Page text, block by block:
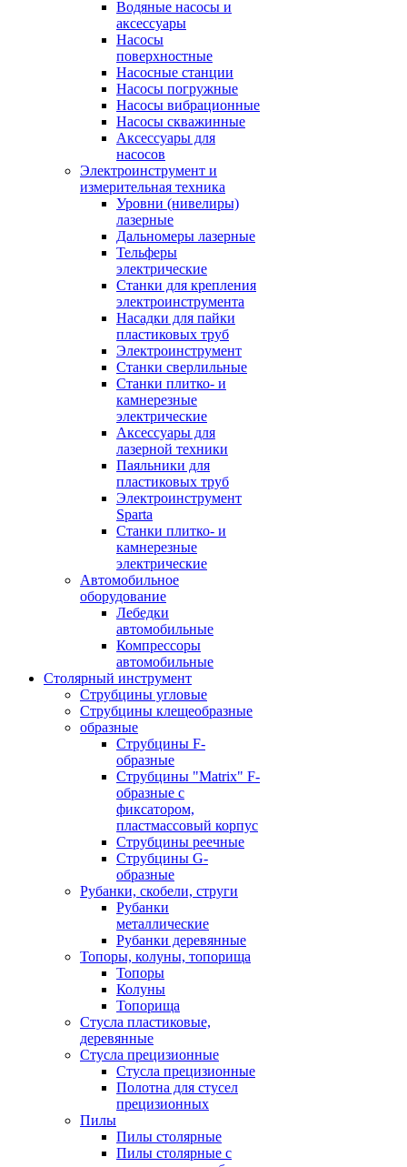
Водяные насосы и
аксессуары
Насосы
поверхностные
Насосные станции
Насосы погружные
Насосы вибрационные
Насосы скважинные
Аксессуары для
насосов
Электроинструмент и
измерительная техника
Уровни (нивелиры)
лазерные
Дальномеры лазерные
Тельферы
электрические
Станки для крепления
электроинструмента
Насадки для пайки
пластиковых труб
Электроинструмент
Станки сверлильные
Станки плитко- и
камнерезные
электрические
Аксессуары для
лазерной техники
Паяльники для
пластиковых труб
Электроинструмент
Sparta
Станки плитко- и
камнерезные
электрические
Автомобильное
оборудование
Лебедки
автомобильные
Компрессоры
автомобильные
Столярный инструмент
Струбцины угловые
Струбцины клещеобразные
образные
Струбцины F-
образные
Струбцины "Matrix" F-
образные с
фиксатором,
пластмассовый корпус
Струбцины реечные
Струбцины G-
образные
Рубанки, скобели, струги
Рубанки
металлические
Рубанки деревянные
Топоры, колуны, топорища
Топоры
Колуны
Топорища
Стусла пластиковые,
деревянные
Стусла прецизионные
Стусла прецизионные
Полотна для стусел
прецизионных
Пилы
Пилы столярные
Пилы столярные с